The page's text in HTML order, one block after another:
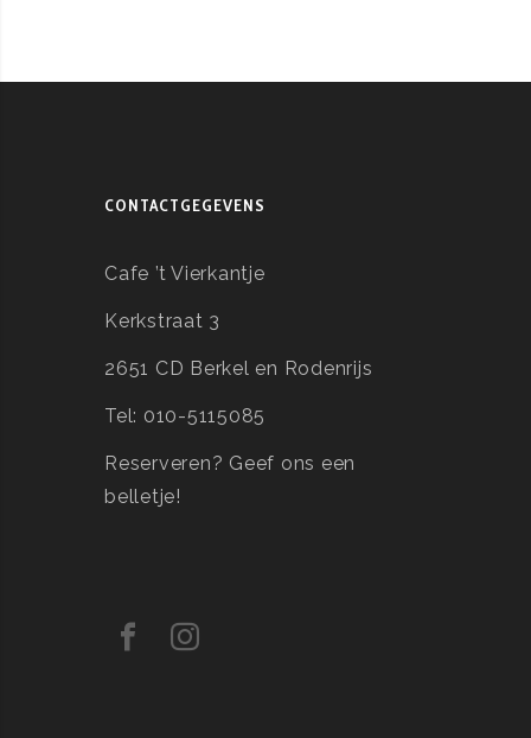
CONTACTGEGEVENS
Cafe ’t Vierkantje
Kerkstraat 3
2651 CD Berkel en Rodenrijs
Tel: 010-5115085
Reserveren? Geef ons een
belletje!